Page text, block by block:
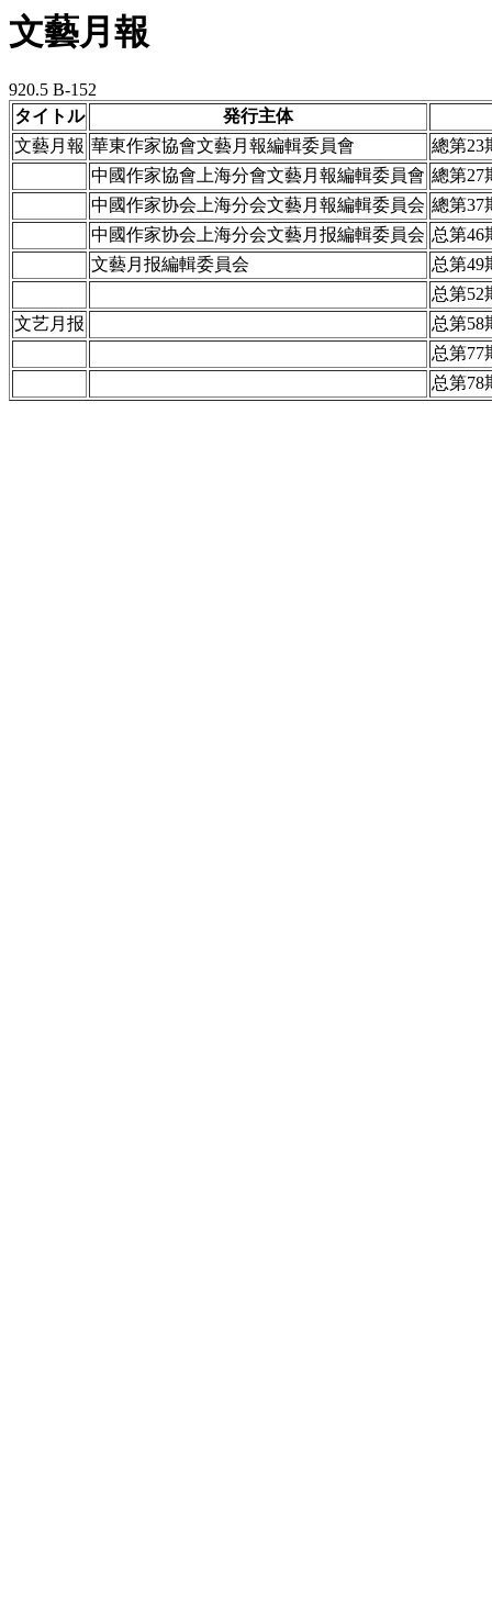
文藝月報
920.5 B-152
タイトル
発行主体
文藝月報 華東作家協會文藝月報編輯委員會
總第23
中國作家協會上海分會文藝月報編輯委員會 總第27
中國作家协会上海分会文藝月報編輯委員会 總第37
中國作家协会上海分会文藝月报編輯委員会 总第46
文藝月报編輯委員会
总第49
总第52
文艺月报
总第58
总第77
总第78